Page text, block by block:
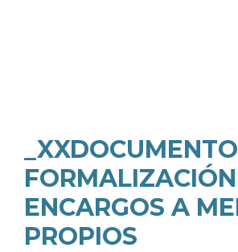
ENCARGOS A
PROPIOS